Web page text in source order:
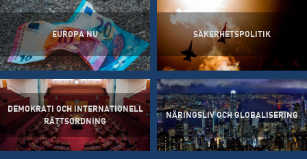
EUROPA NU SÄKERHETSPOLITIK
DEMOKRATI OCH INTERNATIONELL
RÄTTSORDNING
NÄRINGSLIV OCH GLOBALISERING